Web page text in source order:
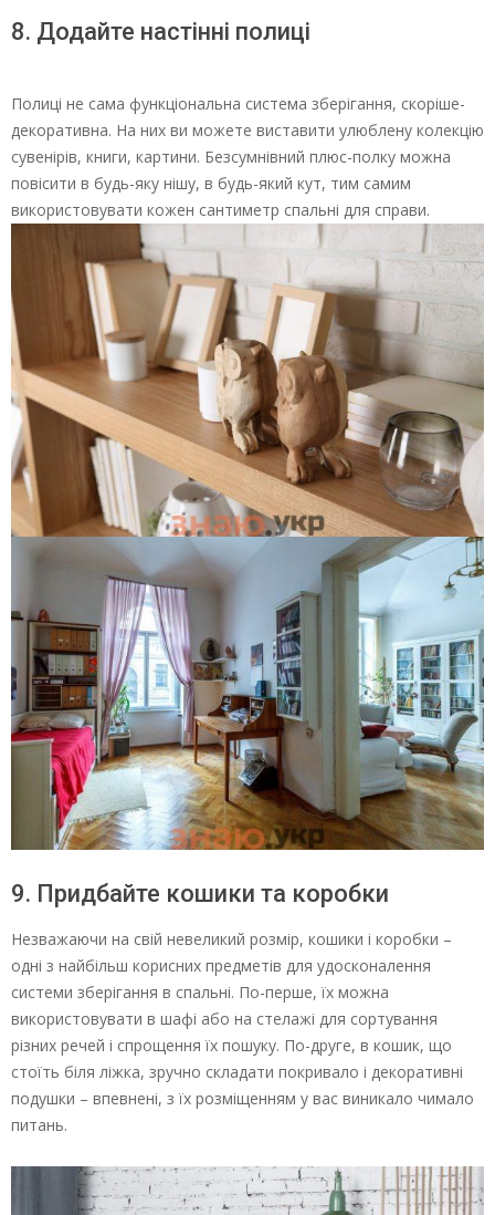
8. Додайте настінні полиці
Полиці не сама функціональна система зберігання, скоріше-
декоративна. На них ви можете виставити улюблену колекцію
сувенірів, книги, картини. Безсумнівний плюс-полку можна
повісити в будь-яку нішу, в будь-який кут, тим самим
використовувати кожен сантиметр спальні для справи.
9. Придбайте кошики та коробки
Незважаючи на свій невеликий розмір, кошики і коробки –
одні з найбільш корисних предметів для удосконалення
системи зберігання в спальні. По-перше, їх можна
використовувати в шафі або на стелажі для сортування
різних речей і спрощення їх пошуку. По-друге, в кошик, що
стоїть біля ліжка, зручно складати покривало і декоративні
подушки – впевнені, з їх розміщенням у вас виникало чимало
питань.